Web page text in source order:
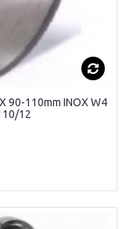
110mm INOX W4
12